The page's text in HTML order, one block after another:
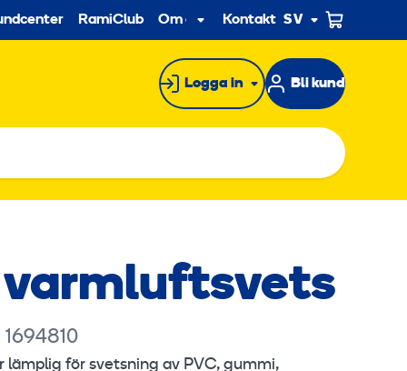
RamiClub Om ossUndermeny
Kontakt SV
Logga in Bli kund
lämplig för svetsning av PVC, gummi,